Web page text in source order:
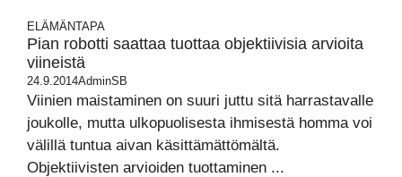
ELÄMÄNTAPA
Pian robotti saattaa tuottaa objektiivisia arvioita
viineistä
24.9.2014AdminSB
Viinien maistaminen on suuri juttu sitä harrastavalle
joukolle, mutta ulkopuolisesta ihmisestä homma voi
välillä tuntua aivan käsittämättömältä.
Objektiivisten arvioiden tuottaminen ...